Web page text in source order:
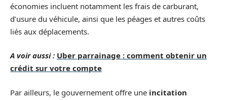
économies incluent notamment les frais de carburant,
d’usure du véhicule, ainsi que les péages et autres coûts
liés aux déplacements.
A voir aussi : Uber parrainage : comment obtenir un
crédit sur votre compte
Par ailleurs, le gouvernement offre une incitation